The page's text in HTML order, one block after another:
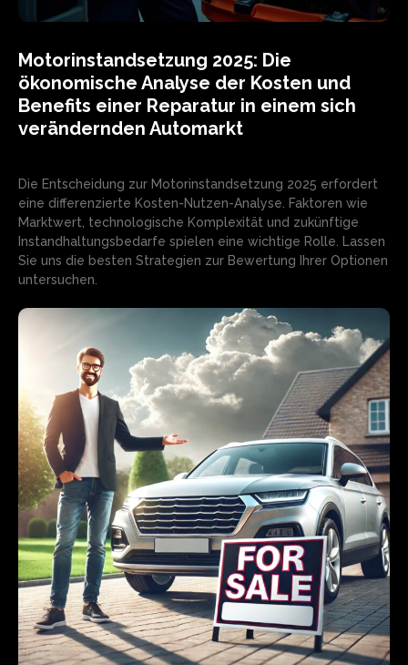
Motorinstandsetzung 2025: Die
ökonomische Analyse der Kosten und
Benefits einer Reparatur in einem sich
verändernden Automarkt
Die Entscheidung zur Motorinstandsetzung 2025 erfordert
eine differenzierte Kosten-Nutzen-Analyse. Faktoren wie
Marktwert, technologische Komplexität und zukünftige
Instandhaltungsbedarfe spielen eine wichtige Rolle. Lassen
Sie uns die besten Strategien zur Bewertung Ihrer Optionen
untersuchen.